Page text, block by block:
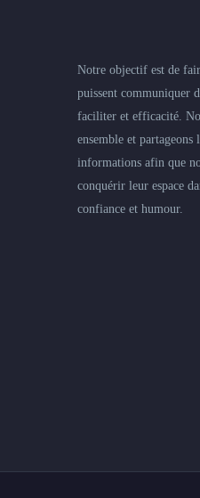
Notre objectif est de
puissent communiquer
faciliter et efficacité.
ensemble et partageons
informations afin que
conquérir leur espace
confiance et humour.